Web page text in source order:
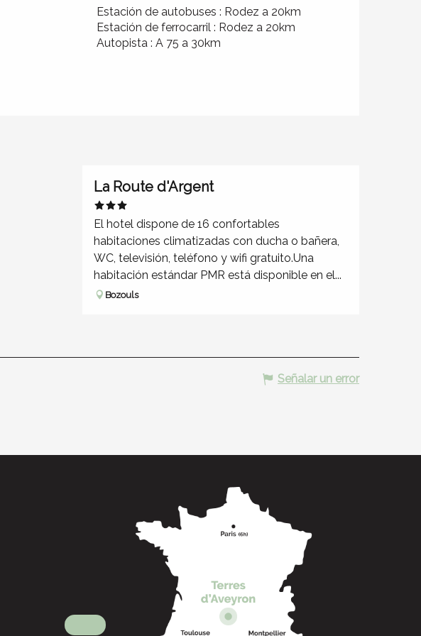
Estación de autobuses : Rodez a 20km
Estación de ferrocarril : Rodez a 20km
Autopista : A 75 a 30km
La Route d'Argent
El hotel dispone de 16 confortables
habitaciones climatizadas con ducha o bañera,
WC, televisión, teléfono y wifi gratuito.Una
habitación estándar PMR está disponible en el...
Bozouls
Señalar un error